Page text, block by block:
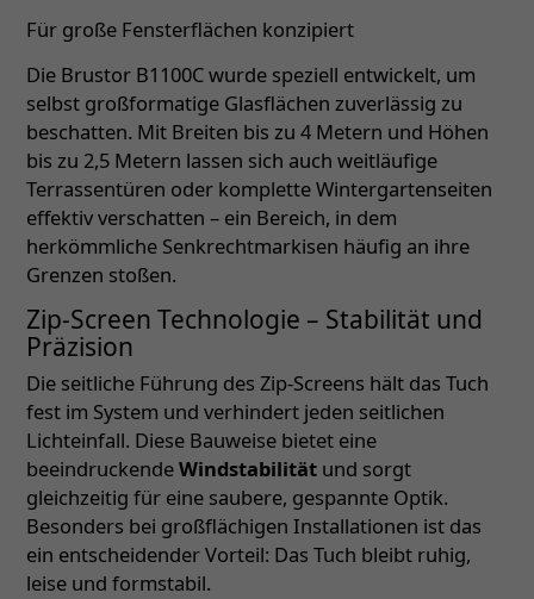
Für große Fensterflächen konzipiert
Die Brustor B1100C wurde speziell entwickelt, um
selbst großformatige Glasflächen zuverlässig zu
beschatten. Mit Breiten bis zu 4 Metern und Höhen
bis zu 2,5 Metern lassen sich auch weitläufige
Terrassentüren oder komplette Wintergartenseiten
effektiv verschatten – ein Bereich, in dem
herkömmliche Senkrechtmarkisen häufig an ihre
Grenzen stoßen.
Zip-Screen Technologie – Stabilität und
Präzision
Die seitliche Führung des Zip-Screens hält das Tuch
fest im System und verhindert jeden seitlichen
Lichteinfall. Diese Bauweise bietet eine
beeindruckendeWindstabilität und sorgt
gleichzeitig für eine saubere, gespannte Optik.
Besonders bei großflächigen Installationen ist das
ein entscheidender Vorteil: Das Tuch bleibt ruhig,
leise und formstabil.